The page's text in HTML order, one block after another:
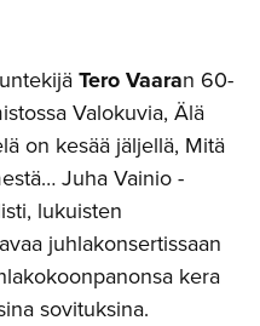
Tero Vaaran 60-
Valokuvia, Älä
on kesää jäljellä, Mitä
Juha Vainio -
lukuisten
juhlakonsertissaan
kera
sovituksina.